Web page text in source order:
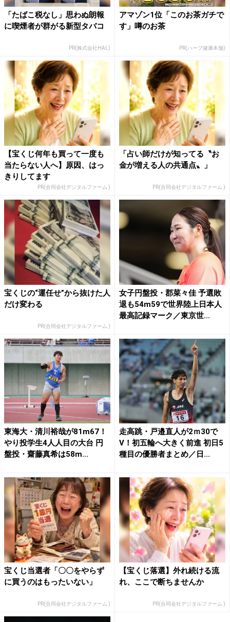
「たばこ税なし」思わぬ朗報
に喫煙者が群がる新型タバコ
PR(株式会社HAL)
アマゾン1位「このお茶ガチで
す」噂のお茶
PR(ハーブ健康本舗)
【宝くじ何年も買って一度も
当たらない人へ】原因、はっ
きりしてます
PR(合同会社デジタルファーム )
「占い師だけが知ってる〝お
金が増える人の共通点〟」
PR(合同会社デジタルファーム )
宝くじの“運任せ”から抜けた人
だけ変わる
PR(合同会社デジタルファーム )
女子円盤投・郡菜々佳 予選敗
退も54m59で世界陸上日本人
最高記録マーク／東京世...
東海大・清川裕哉が81m67！
やり投学生4人人目の大台 円
盤投・齋藤真希は58m...
走高跳・戸邉直人が2ｍ30で
V！初五輪へ大きく前進 初日5
種目の優勝者まとめ／日...
宝くじ当選者「〇〇をやらず
に買うのはもったいない」
PR(合同会社デジタルファーム )
【宝くじ落選】外れ続ける流
れ、ここで断ちませんか
PR(合同会社デジタルファーム )